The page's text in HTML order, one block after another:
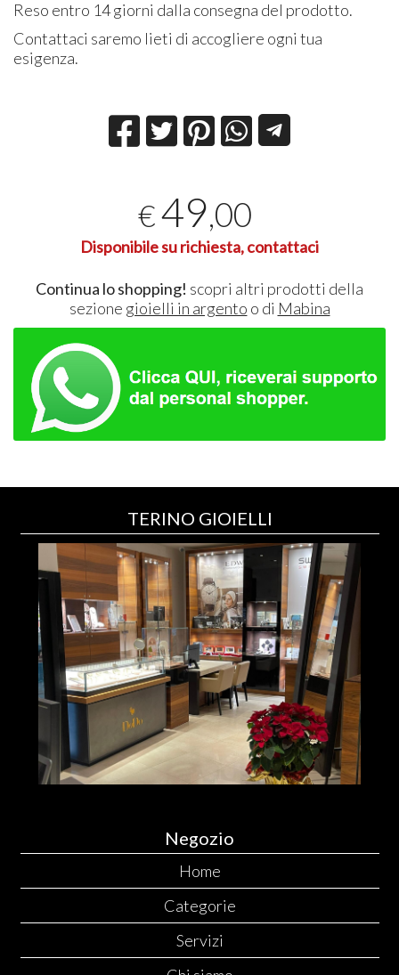
Reso entro 14 giorni dalla consegna del prodotto.
Contattaci saremo lieti di accogliere ogni tua
esigenza.
€49,00
Disponibile su richiesta, contattaci
Continua lo shopping! scopri altri prodotti della
sezione gioielli in argento o di Mabina
TERINO GIOIELLI
Negozio
Home
Categorie
Servizi